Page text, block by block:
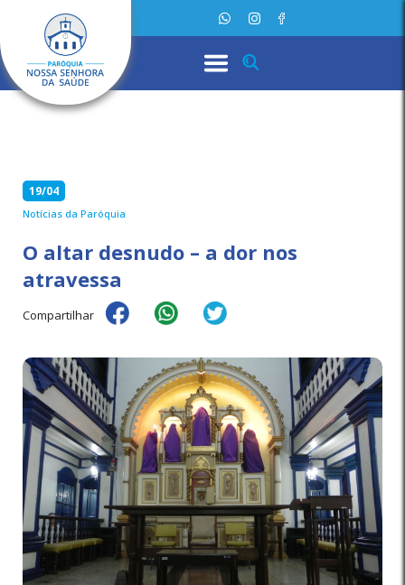
19/04
Notícias da Paróquia
O altar desnudo – a dor nos
atravessa
Compartilhar